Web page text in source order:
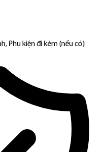
Phụ kiện đi kèm (nếu có)